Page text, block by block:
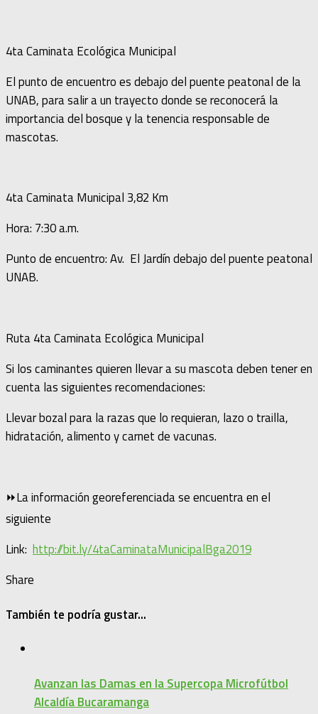
4ta Caminata Ecológica Municipal
El punto de encuentro es debajo del puente peatonal de la
UNAB, para salir a un trayecto donde se reconocerá la
importancia del bosque y la tenencia responsable de
mascotas.
4ta Caminata Municipal 3,82 Km
Hora: 7:30 a.m.
Punto de encuentro: Av. El Jardín debajo del puente peatonal
UNAB.
Ruta 4ta Caminata Ecológica Municipal
Si los caminantes quieren llevar a su mascota deben tener en
cuenta las siguientes recomendaciones:
Llevar bozal para la razas que lo requieran, lazo o trailla,
hidratación, alimento y carnet de vacunas.
⏩La información georeferenciada se encuentra en el
siguiente
Link: http://bit.ly/4taCaminataMunicipalBga2019
Share
También te podría gustar...
Avanzan las Damas en la Supercopa Microfútbol
Alcaldía Bucaramanga